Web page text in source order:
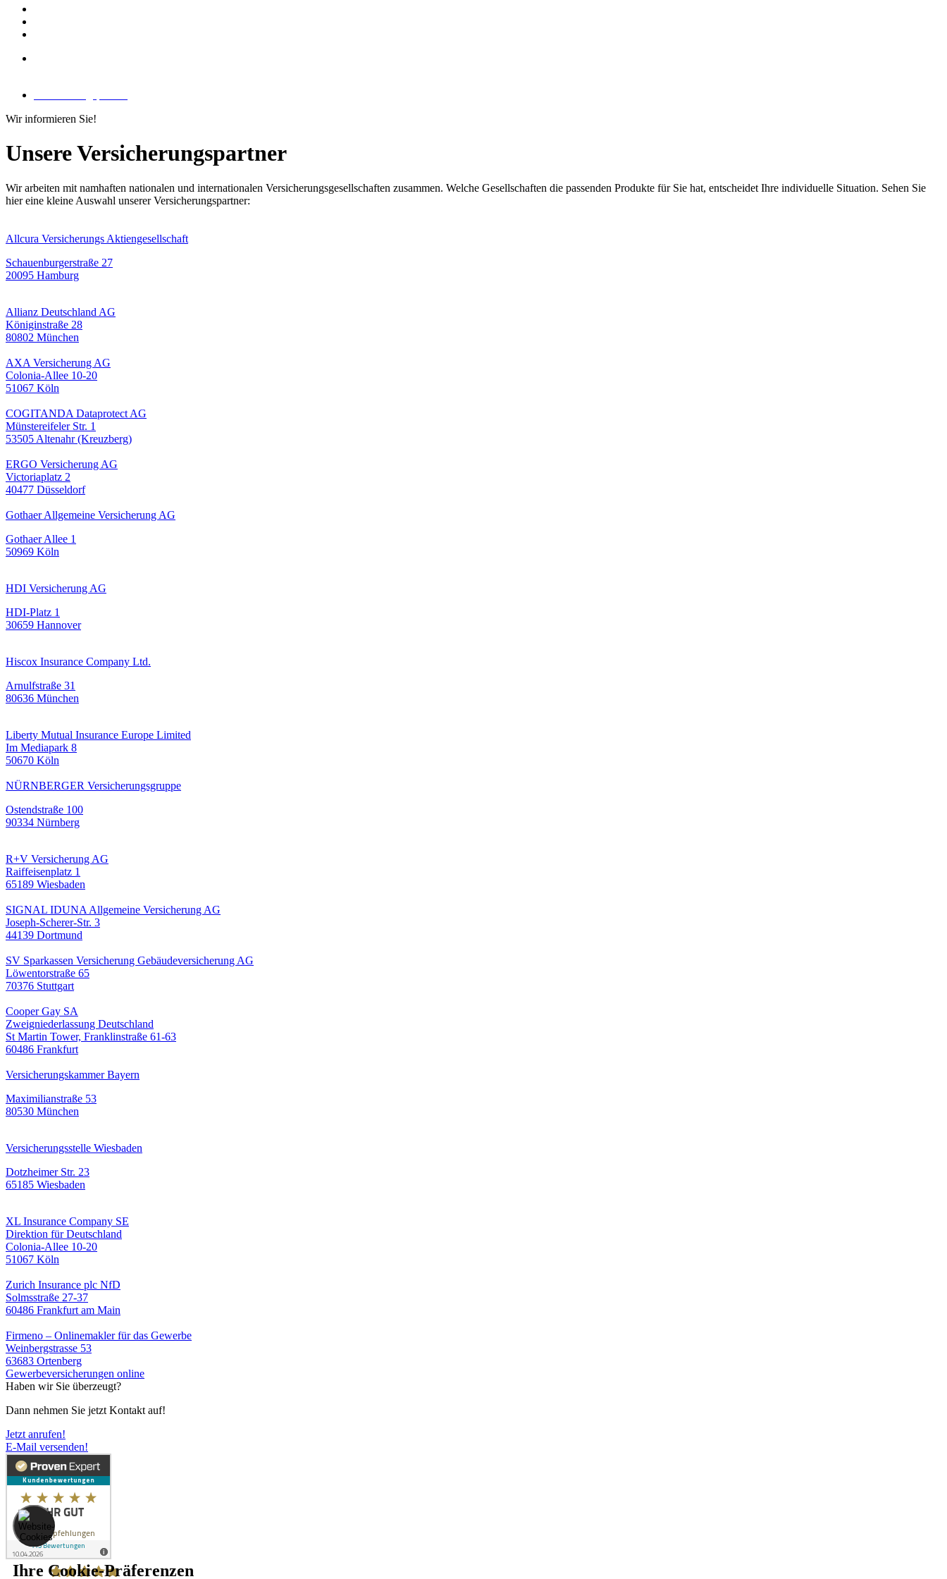
Wir informieren Sie!
Unsere Versicher­ungs­partner
Wir arbeiten mit namhaften nationalen und inter­nationalen Versicherungs­gesellschaften zusammen. Welche Gesellschaften die passenden Produkte für Sie hat, entscheidet Ihre individuelle Situation. Sehen Sie
hier eine kleine Auswahl unserer Versicherungs­partner:
Allcura Versicherungs Aktiengesellschaft
Schauenburgerstraße 27
20095 Hamburg
Allianz Deutschland AG
Königinstraße 28
80802 München
AXA Versicherung AG
Colonia-Allee 10-20
51067 Köln
COGITANDA Dataprotect AG
Münstereifeler Str. 1
53505 Altenahr (Kreuzberg)
ERGO Versicherung AG
Victoriaplatz 2
40477 Düsseldorf
Gothaer Allgemeine Versicherung AG
Gothaer Allee 1
50969 Köln
HDI Versicherung AG
HDI-Platz 1
30659 Hannover
Hiscox Insurance Company Ltd.
Arnulfstraße 31
80636 München
Liberty Mutual Insurance Europe Limited
Im Mediapark 8
50670 Köln
NÜRNBERGER Versicherungsgruppe
Ostendstraße 100
90334 Nürnberg
R+V Versicherung AG
Raiffeisenplatz 1
65189 Wiesbaden
SIGNAL IDUNA Allgemeine Versicherung AG
Joseph-Scherer-Str. 3
44139 Dortmund
SV Sparkassen Versicherung Gebäudeversicherung AG
Löwentorstraße 65
70376 Stuttgart
Cooper Gay SA
Zweigniederlassung Deutschland
St Martin Tower, Franklinstraße 61-63
60486 Frankfurt
Versicherungskammer Bayern
Maximilianstraße 53
80530 München
Versicherungsstelle Wiesbaden
Dotzheimer Str. 23
65185 Wiesbaden
XL Insurance Company SE
Direktion für Deutschland
Colonia-Allee 10-20
51067 Köln
Zurich Insurance plc NfD
Solmsstraße 27-37
60486 Frankfurt am Main
Firmeno – Onlinemakler für das Gewerbe
Weinbergstrasse 53
63683 Ortenberg
Gewerbeversicherungen online
Haben wir Sie überzeugt?
Dann nehmen Sie jetzt Kontakt auf!
Jetzt anrufen!
E-Mail versenden!
Ihre Cookie-Präferenzen